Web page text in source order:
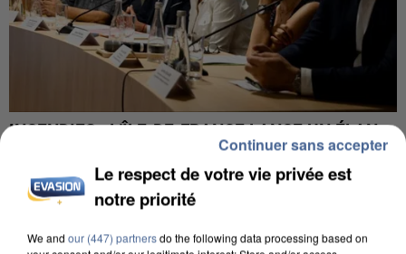
INCENDIES : L’ÎLE-DE-FRANCE LANCE UN ÉLAN
DE SOLIDARITÉ AVEC LES...
Le respect de votre vie privée est
notre priorité
We and our (447) partnersdo the following data processing based on
Continuer sans accepter